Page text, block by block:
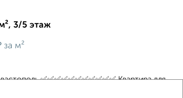
3/5 этаж
за м²
✅✅✅✅✅✅✅✅✅✅✅ Квартира для